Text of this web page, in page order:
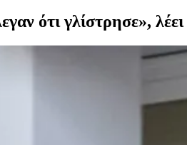
ότι γλίστρησε»,